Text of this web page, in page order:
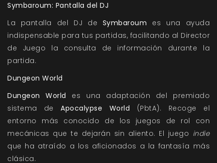
Symbaroum: Pantalla del DJ
La pantalla del DJ de Symbaroum es una ayuda
indispensable para tus partidas, facilitando al Director
de Juego la consulta de información durante la
partida.
Dungeon World
Dungeon World es una adaptación del premiado
sistema deApocalypse World (PbtA). Recoge el
entorno más conocido de los juegos de rol con
mecánicas que te dejarán sin aliento. El juego indie
que ha atraído a los aficionados a la fantasía más
clásica.